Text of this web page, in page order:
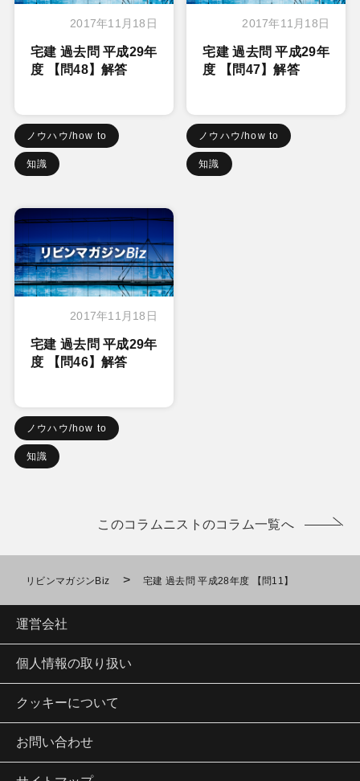
2017年11月18日
宅建 過去問 平成29年
度 【問48】解答
ノウハウ/how to
知識
2017年11月18日
宅建 過去問 平成29年
度 【問47】解答
ノウハウ/how to
知識
2017年11月18日
宅建 過去問 平成29年
度 【問46】解答
ノウハウ/how to
知識
このコラムニストのコラム一覧へ
リビンマガジンBiz > 宅建 過去問 平成28年度 【問11】
運営会社
個人情報の取り扱い
クッキーについて
お問い合わせ